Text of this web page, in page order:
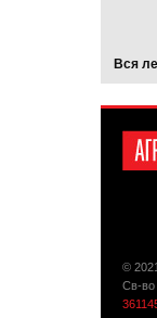
Вся
©
Св-во